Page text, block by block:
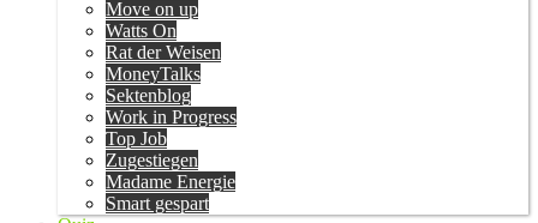
Move on up
Watts On
Rat der Weisen
MoneyTalks
Sektenblog
Work in Progress
Top Job
Zugestiegen
Madame Energie
Smart gespart